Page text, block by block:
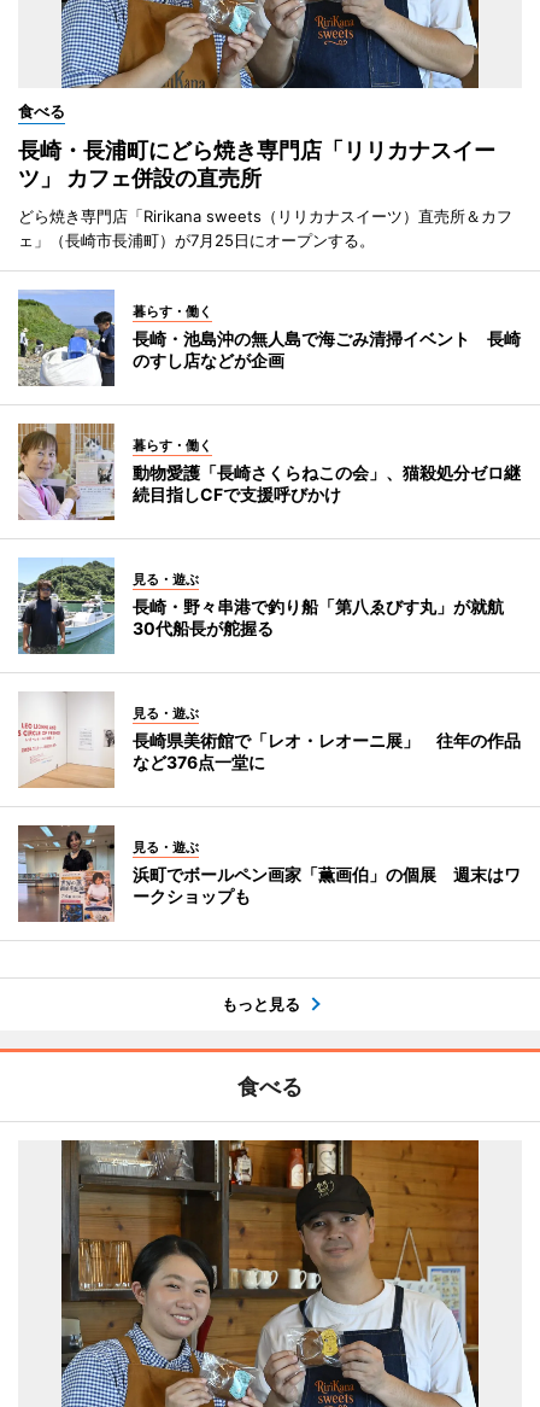
食べる
長崎・長浦町にどら焼き専門店「リリカナスイー
ツ」 カフェ併設の直売所
どら焼き専門店「Ririkana sweets（リリカナスイーツ）直売所＆カフ
ェ」（長崎市長浦町）が7月25日にオープンする。
暮らす・働く
長崎・池島沖の無人島で海ごみ清掃イベント 長崎
のすし店などが企画
暮らす・働く
動物愛護「長崎さくらねこの会」、猫殺処分ゼロ継
続目指しCFで支援呼びかけ
見る・遊ぶ
長崎・野々串港で釣り船「第八ゑびす丸」が就航
30代船長が舵握る
見る・遊ぶ
長崎県美術館で「レオ・レオーニ展」 往年の作品
など376点一堂に
見る・遊ぶ
浜町でボールペン画家「薫画伯」の個展 週末はワ
ークショップも
もっと見る
食べる